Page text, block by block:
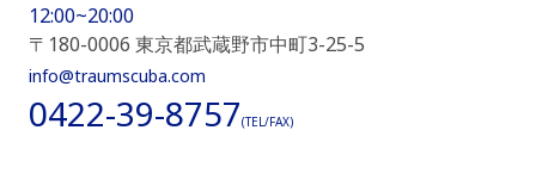
12:00~20:00
〒180-0006 東京都武蔵野市中町3-25-5
info@traumscuba.com
0422-39-8757(TEL/FAX)